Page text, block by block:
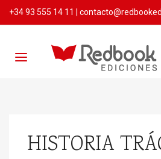
+34 93 555 14 11
HISTORIA